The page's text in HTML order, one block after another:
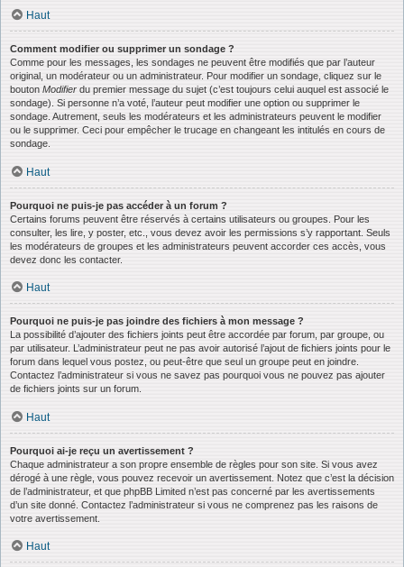
Haut
Comment modifier ou supprimer un sondage ?
Comme pour les messages, les sondages ne peuvent être modifiés que par l’auteur
original, un modérateur ou un administrateur. Pour modifier un sondage, cliquez sur le
bouton Modifier du premier message du sujet (c’est toujours celui auquel est associé le
sondage). Si personne n’a voté, l’auteur peut modifier une option ou supprimer le
sondage. Autrement, seuls les modérateurs et les administrateurs peuvent le modifier
ou le supprimer. Ceci pour empêcher le trucage en changeant les intitulés en cours de
sondage.
Haut
Pourquoi ne puis-je pas accéder à un forum ?
Certains forums peuvent être réservés à certains utilisateurs ou groupes. Pour les
consulter, les lire, y poster, etc., vous devez avoir les permissions s’y rapportant. Seuls
les modérateurs de groupes et les administrateurs peuvent accorder ces accès, vous
devez donc les contacter.
Haut
Pourquoi ne puis-je pas joindre des fichiers à mon message ?
La possibilité d’ajouter des fichiers joints peut être accordée par forum, par groupe, ou
par utilisateur. L’administrateur peut ne pas avoir autorisé l’ajout de fichiers joints pour le
forum dans lequel vous postez, ou peut-être que seul un groupe peut en joindre.
Contactez l’administrateur si vous ne savez pas pourquoi vous ne pouvez pas ajouter
de fichiers joints sur un forum.
Haut
Pourquoi ai-je reçu un avertissement ?
Chaque administrateur a son propre ensemble de règles pour son site. Si vous avez
dérogé à une règle, vous pouvez recevoir un avertissement. Notez que c’est la décision
de l’administrateur, et que phpBB Limited n’est pas concerné par les avertissements
d’un site donné. Contactez l’administrateur si vous ne comprenez pas les raisons de
votre avertissement.
Haut